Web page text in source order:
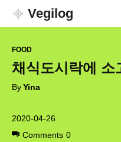
Vegilog
2020-04-26
Comments 0
FOOD
채식도시락에 소
ByYina